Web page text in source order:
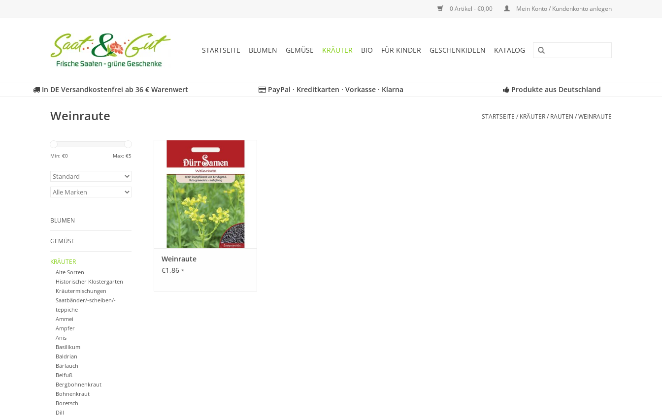
0 Artikel - €0,00 Mein Konto / Kundenkonto anlegen
STARTSEITE BLUMEN GEMÜSE KRÄUTER BIO FÜR KINDER GESCHENKIDEEN KATALOG
In DE Versandkostenfrei ab 36 € Warenwert PayPal · Kreditkarten · Vorkasse · Klarna Produkte aus Deutschland
Weinraute STARTSEITE / KRÄUTER/ RAUTEN /WEINRAUTE
Min: €0 Max: €5
BLUMEN
GEMÜSE
KRÄUTER
Alte Sorten
Historischer Klostergarten
Kräutermischungen
Saatbänder/-scheiben/-
teppiche
Ammei
Ampfer
Anis
Basilikum
Baldrian
Bärlauch
Beifuß
Bergbohnenkraut
Bohnenkraut
Boretsch
Dill
und beruhigend.
ZUM WARENKORB HINZUFÜGEN
Weinraute
€1,86 *